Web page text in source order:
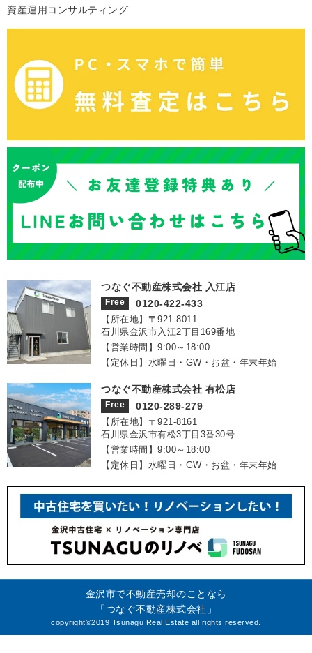
資産運用コンサルティング
つなぐ不動産株式会社 入江店
Free 0120-422-433
【所在地】〒921‐8011
石川県金沢市入江2丁目169番地
【営業時間】9:00～18:00
【定休日】水曜日・GW・お盆・年末年始
つなぐ不動産株式会社 有松店
Free 0120-289-279
【所在地】〒921‐8161
石川県金沢市有松3丁目3番30号
【営業時間】9:00～18:00
【定休日】水曜日・GW・お盆・年末年始
金沢市で不動産売却のことなら
「つなぐ不動産株式会社」
copyright©2019 Tsunagu Real Estate all rights reserved.